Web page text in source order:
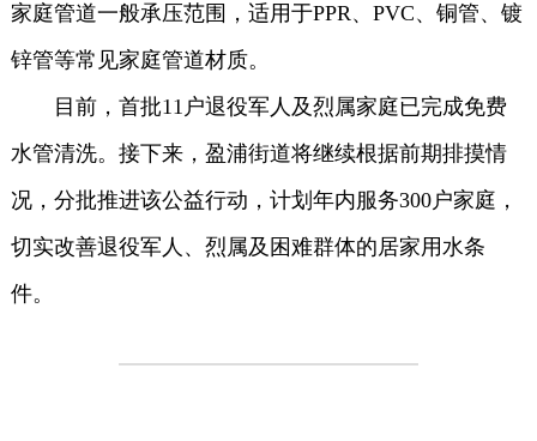
家庭管道一般承压范围，适用于PPR、PVC、铜管、镀
锌管等常见家庭管道材质。
目前，首批11户退役军人及烈属家庭已完成免费
水管清洗。接下来，盈浦街道将继续根据前期排摸情
况，分批推进该公益行动，计划年内服务300户家庭，
切实改善退役军人、烈属及困难群体的居家用水条
件。